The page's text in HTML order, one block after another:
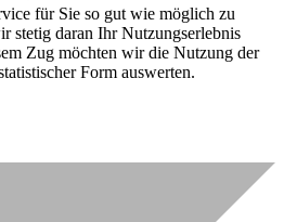
für Sie so gut wie möglich zu
stetig daran Ihr Nutzungserlebnis
Zug möchten wir die Nutzung der
Form auswerten.